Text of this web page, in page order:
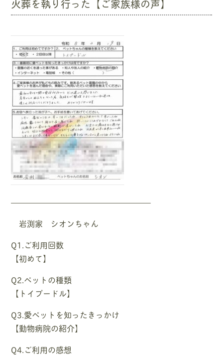
火葬を執り行った【ご家族様の声】
—————————————————–
岩渕家 シオンちゃん
Q1.ご利用回数
【初めて】
Q2.ペットの種類
【トイプードル】
Q3.愛ペットを知ったきっかけ
【動物病院の紹介】
Q4.ご利用の感想